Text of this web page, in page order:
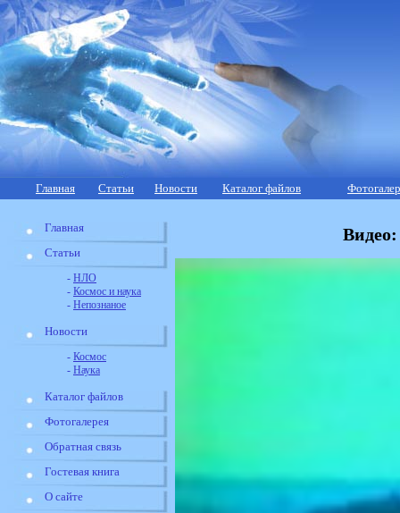
Главная Статьи Новости Каталог файлов
Главная
Статьи
- НЛО
- Космос и наука
- Непознаное
Новости
- Космос
- Наука
Каталог файлов
Фотогалерея
Обратная связь
Гостевая книга
О сайте